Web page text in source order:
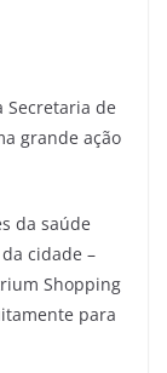
Secretaria de
grande ação
da saúde
cidade –
Shopping
para